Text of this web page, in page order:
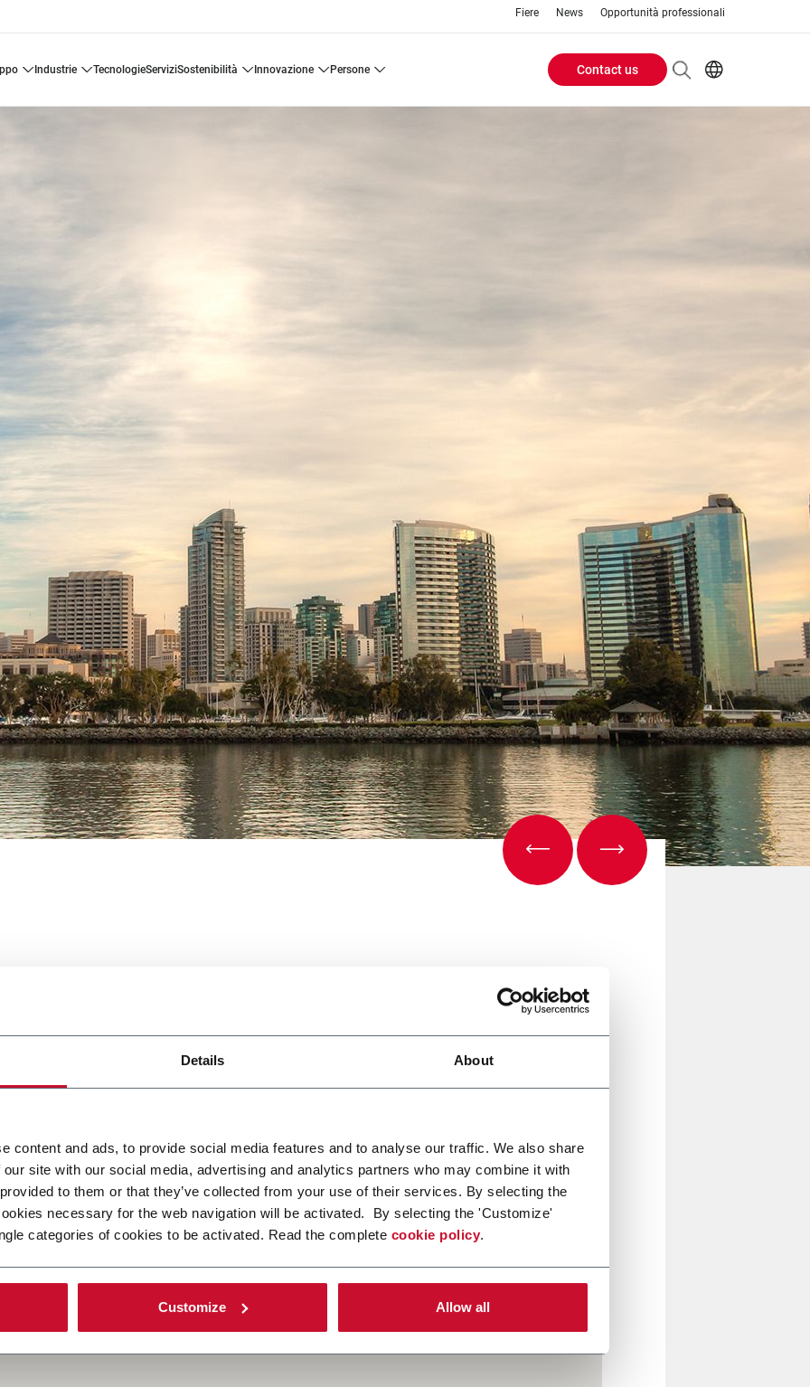
Details About
content and ads, to provide social media features and to analyse our traffic. We also share
site with our social media, advertising and analytics partners who may combine it with
to them or that they’ve collected from your use of their services. By selecting the
necessary for the web navigation will be activated. By selecting the 'Customize'
categories of cookies to be activated. Read the complete cookie policy.
Customize Allow all
Fiere News Opportunità professionali
industrie tecnologie servizi sostenibilità innovazione persone
Header
Contact us
l'evento di cinque giorni dedicato all'industria elettronica e dei circuiti stampati, e
laser a doppia testa. Scoprite le soluzioni per il settore dei circuiti stampati; un esperto
qui